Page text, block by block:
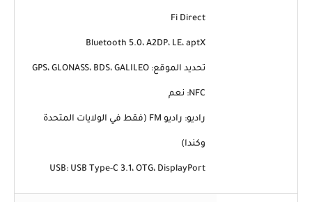
Fi Direct
Bluetooth 5.0، A2DP، LE، aptX
تحديد الموقع: GPS، GLONASS، BDS، GALILEO
NFC: نعم
راديو: راديو FM (فقط في الولايات المتحدة
وكندا)
USB: USB Type-C 3.1، OTG، DisplayPort